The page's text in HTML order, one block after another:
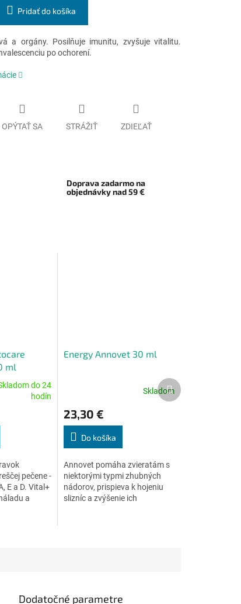
Pridať do košíka
a orgány. Posilňuje imunitu, zvyšuje vitalitu.
po ochorení.
OPÝTAŤ SA STRÁŽIŤ ZDIEĽAŤ
Doprava zadarmo na
objednávky nad 59 €
ml
do 24
hodín
pečene -
E a D. Vital+
a
Energy Annovet 30 ml
produktu
je
4,6
z
hviezdičiek.
Skladom
23,30 €
Do košíka
Annovet pomáha zvieratám s
niektorými typmi zhubných
nádorov, prispieva k hojeniu
slizníc a zvýšenie ich
Ďalší
produkt
Dodatočné parametre